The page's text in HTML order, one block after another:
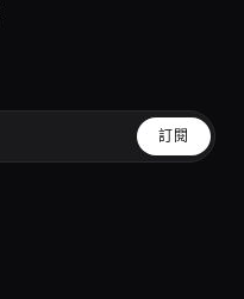
訂閱